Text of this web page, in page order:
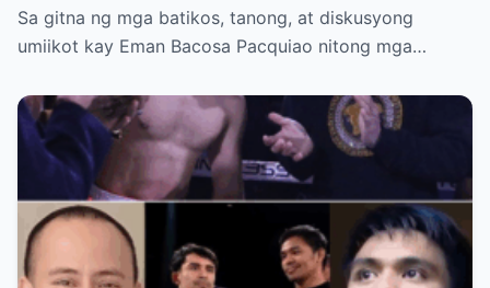
Mamahaling Gamit, Regalo, at Isang Di-
Malilimutang Araw
Sa gitna ng mga batikos, tanong, at diskusyong
umiikot kay Eman Bacosa Pacquiao nitong mga…